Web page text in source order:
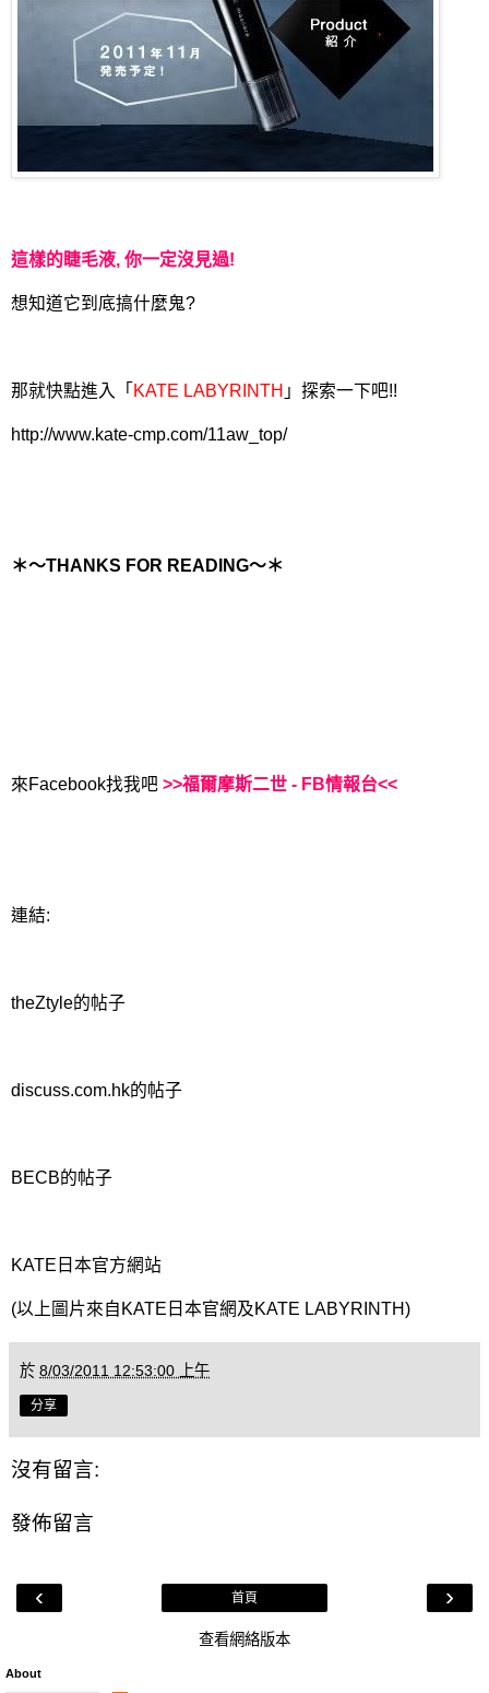
這樣的睫毛液, 你一定沒見過!
想知道它到底搞什麼鬼?
那就快點進入「 KATE LABYRINTH 」探索一下吧!!
http://www.kate-cmp.com/11aw_top/
＊～THANKS FOR READING～＊
來Facebook找我吧 >>福爾摩斯二世 - FB情報台<<
連結:
theZtyle的帖子
discuss.com.hk的帖子
BECB的帖子
KATE日本官方網站
(以上圖片來自KATE日本官網及KATE LABYRINTH)
於 8/03/2011 12:53:00 上午
分享
沒有留言:
發佈留言
‹ ›
首頁
查看網絡版本
About